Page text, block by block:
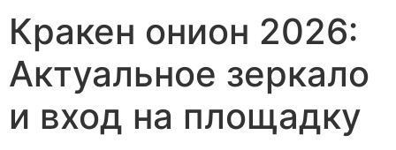
Кракен онион 2026:
Актуальное зеркало
и вход на площадку